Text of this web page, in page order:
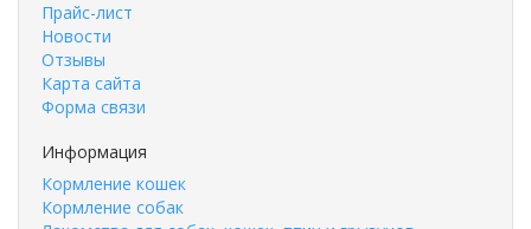
Прайс-лист
Новости
Отзывы
Карта сайта
Форма связи
Информация
Кормление кошек
Кормление собак